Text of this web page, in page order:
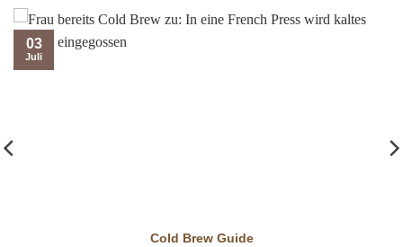
Cold Brew Guide
03
Juli